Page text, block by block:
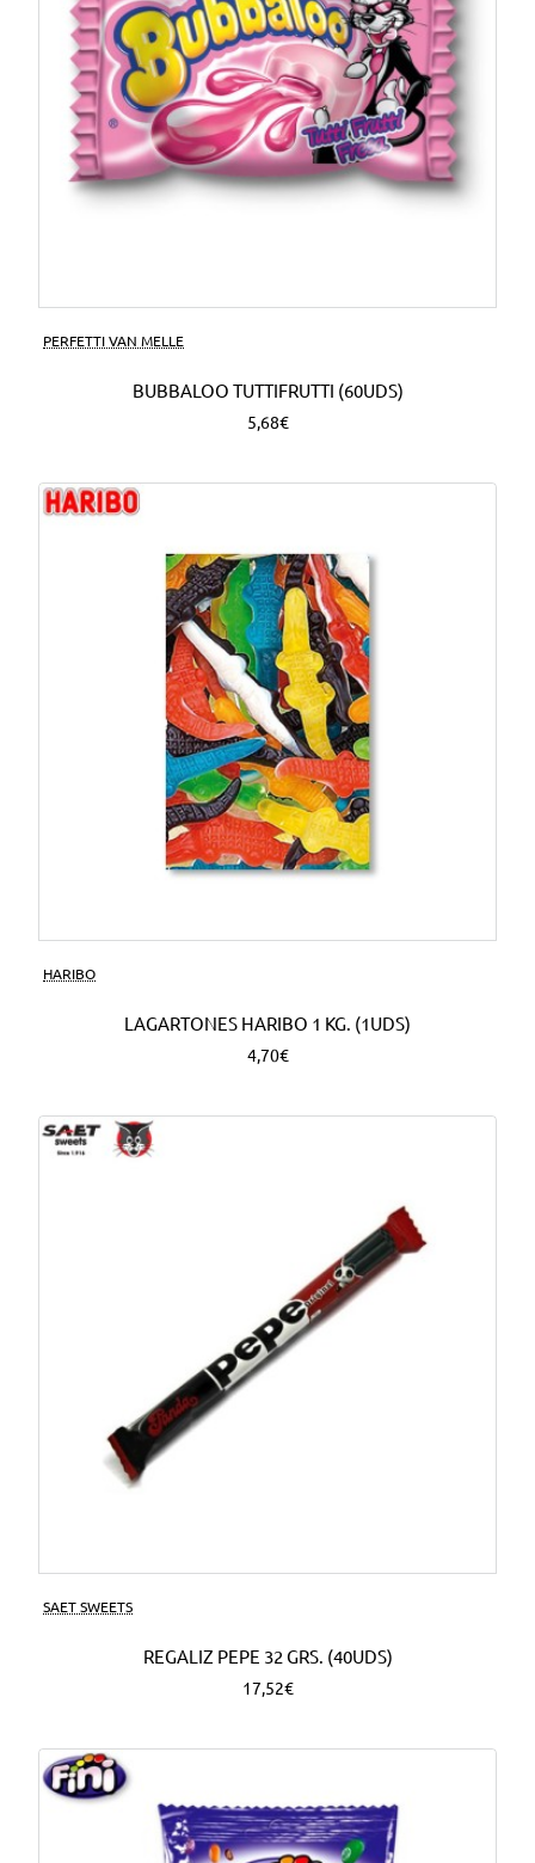
PERFETTI VAN MELLE
BUBBALOO TUTTIFRUTTI (60UDS)
5,68€
HARIBO
LAGARTONES HARIBO 1 KG. (1UDS)
4,70€
SAET SWEETS
REGALIZ PEPE 32 GRS. (40UDS)
17,52€